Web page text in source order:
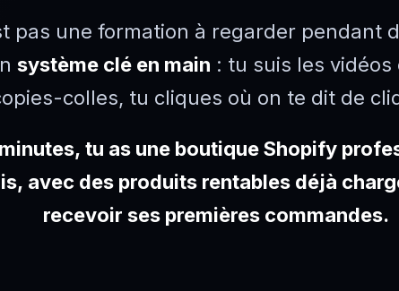
pas une formation à regarder pendant
système clé en main : tu suis les
colles, tu cliques où on te dit de
tu as une boutique Shopify
avec des produits rentables déjà
recevoir ses premières commandes.